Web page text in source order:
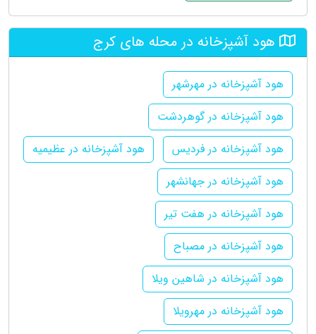
هود آشپزخانه در محله های کرج
هود آشپزخانه در مهرشهر
هود آشپزخانه در گوهردشت
هود آشپزخانه در فردیس
هود آشپزخانه در عظیمیه
هود آشپزخانه در جهانشهر
هود آشپزخانه در هفت تیر
هود آشپزخانه در مصباح
هود آشپزخانه در شاهین ویلا
هود آشپزخانه در مهرویلا